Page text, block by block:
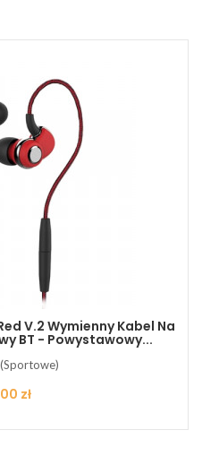
V.2 Wymienny Kabel Na
BT - Powystawowy...
zł